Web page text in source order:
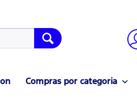
Compras por categoria